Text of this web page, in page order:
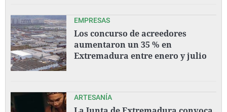
EMPRESAS
Los concurso de acreedores
aumentaron un 35 % en
Extremadura entre enero y julio
ARTESANÍA